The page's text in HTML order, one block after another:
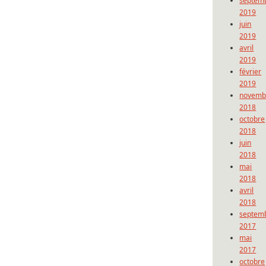
2019
juin
2019
avril
2019
février
2019
2018
octobre
2018
juin
2018
mai
2018
avril
2018
2017
mai
2017
octobre